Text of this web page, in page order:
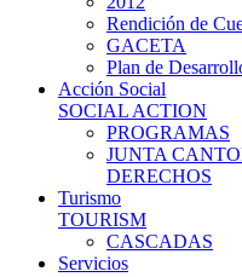
Rendición de
GACETA
Plan de
Acción Social
SOCIAL ACTION
PROGRAMAS
JUNTA
DERECHOS
Turismo
TOURISM
CASCADAS
Servicios